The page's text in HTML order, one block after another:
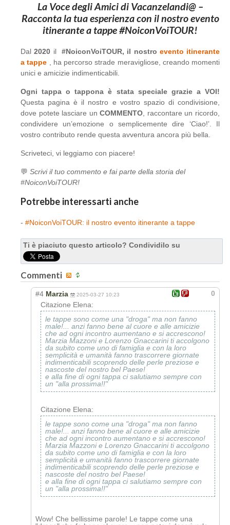
La Voce degli Amici di Vacanzelandi@ –
Racconta la tua esperienza con il nostro evento
itinerante a tappe #NoiconVoiTOUR!
Dal2020 il #NoiconVoiTOUR, il nostro evento itinerante
a tappe
, ha percorso strade meravigliose, creando momenti
unici e amicizie indimenticabili.
Ogni tappa o tappona è stata speciale grazie a VOI!
Questa pagina è il nostro e vostro spazio di condivisione,
dove potete lasciare unCOMMENTO , raccontare un ricordo,
condividere un’emozione o semplicemente dire ‘Ciao!’. Il
vostro contributo rende questa avventura ancora più bella.
Scriveteci, vi leggiamo con piacere!
💬 Scrivi il tuo commento e fai parte della storia del
#NoiconVoiTOUR!
Potrebbe interessarti anche
- #NoiconVoiTOUR: il nostro evento itinerante a tappe
Ti è piaciuto questo articolo? Condividilo su
Commenti
0
#4 Marzia 2025-03-27 10:23
Citazione Elena:
le tappe sono come una "droga" ma non fanno
male!... anzi fanno bene al cuore e alle amicizie
che ad ogni incontro aumentano e si accrescono!
Marzia Mazzoni e Lorenzo Gnaccarini ti accolgono
da subito come uno di famiglia e con la loro
semplicità e umanità fanno trascorrere giornate
indimenticabili scoprendo delle perle preziose e
nascoste del nostro bel Paese!
e alla fine di ogni tappa ci salutiamo sempre con
un "alla prossima!!"
Citazione Elena:
le tappe sono come una "droga" ma non fanno
male!... anzi fanno bene al cuore e alle amicizie
che ad ogni incontro aumentano e si accrescono!
Marzia Mazzoni e Lorenzo Gnaccarini ti accolgono
da subito come uno di famiglia e con la loro
semplicità e umanità fanno trascorrere giornate
indimenticabili scoprendo delle perle preziose e
nascoste del nostro bel Paese!
e alla fine di ogni tappa ci salutiamo sempre con
un "alla prossima!!"
Wow! Che bellissime parole! Le tappe come una